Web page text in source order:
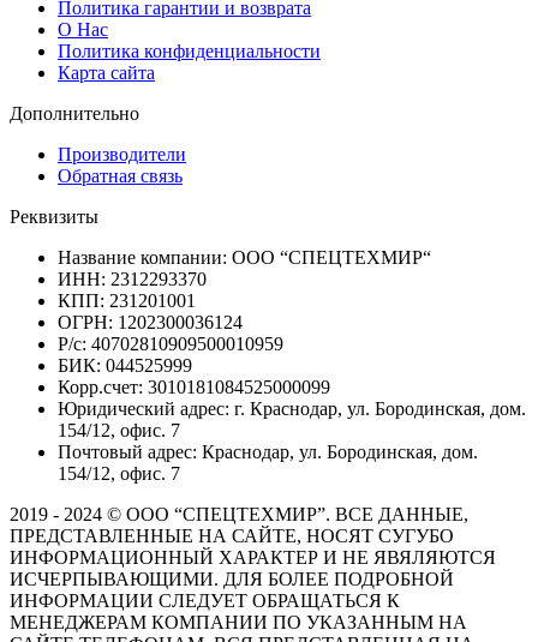
Политика гарантии и возврата
О Нас
Политика конфиденциальности
Карта сайта
Дополнительно
Производители
Обратная связь
Реквизиты
Название компании: ООО “СПЕЦТЕХМИР“
ИНН: 2312293370
КПП: 231201001
ОГРН: 1202300036124
Р/с: 40702810909500010959
БИК: 044525999
Корр.счет: 3010181084525000099
Юридический адрес: г. Краснодар, ул. Бородинская, дом.
154/12, офис. 7
Почтовый адрес: Краснодар, ул. Бородинская, дом.
154/12, офис. 7
2019 - 2024 © ООО “СПЕЦТЕХМИР”. ВСЕ ДАННЫЕ,
ПРЕДСТАВЛЕННЫЕ НА САЙТЕ, НОСЯТ СУГУБО
ИНФОРМАЦИОННЫЙ ХАРАКТЕР И НЕ ЯВЯЛЯЮТСЯ
ИСЧЕРПЫВАЮЩИМИ. ДЛЯ БОЛЕЕ ПОДРОБНОЙ
ИНФОРМАЦИИ СЛЕДУЕТ ОБРАЩАТЬСЯ К
МЕНЕДЖЕРАМ КОМПАНИИ ПО УКАЗАННЫМ НА